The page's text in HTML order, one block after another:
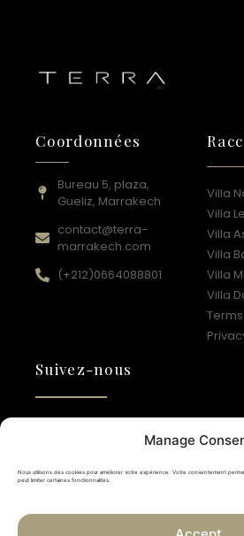
Manage
Nous utilisons des cookies pour améliorer votre expérience. Votre consentement
peut limiter certaines fonctionnalités.
Coordonnées
Bureau 5, plaza,
Gueliz, Marrakech
contact@terra-
marrakech.com
(+212)0664088801​
Villa
Villa
Villa
Villa
Villa
Villa
Suivez-nous